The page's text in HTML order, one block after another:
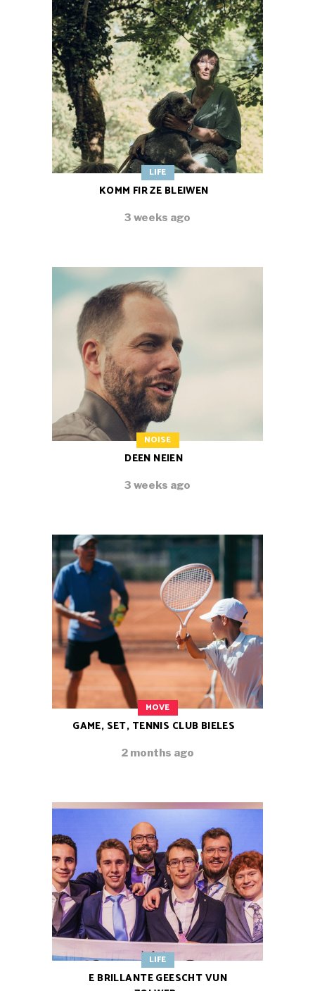
LIFE
KOMM FIR ZE BLEIWEN
3 weeks ago
NOISE
DEEN NEIEN
3 weeks ago
MOVE
GAME, SET, TENNIS CLUB BIELES
2 months ago
LIFE
E BRILLANTE GEESCHT VUN